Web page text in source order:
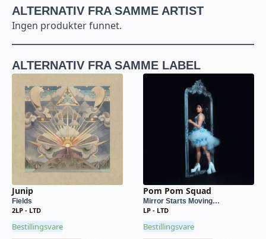
ALTERNATIV FRA SAMME ARTIST
Ingen produkter funnet.
ALTERNATIV FRA SAMME LABEL
Junip
Fields
2LP - LTD
Bestillingsvare
Pom Pom Squad
Mirror Starts Moving…
LP - LTD
Bestillingsvare